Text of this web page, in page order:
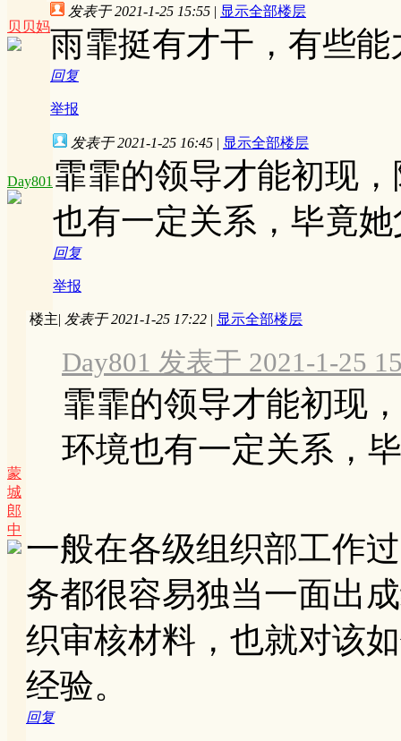
贝贝妈
发表于 2021-1-25 15:55 | 显示全部楼层
雨霏挺有才干，有些
回复
举报
Day801
发表于 2021-1-25 16:45 | 显示全部楼层
霏霏的领导才能初现
也有一定关系，毕竟
回复
举报
蒙
城
郎
中
楼主| 发表于 2021-1-25 17:22 | 显示全部楼层
Day801 发表于 2021-1-25
霏霏的领导才能初现
环境也有一定关系，
一般在各级组织部工作
务都很容易独当一面出
织审核材料，也就对该
经验。
回复